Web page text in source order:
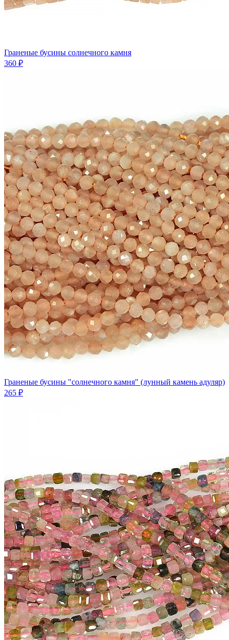
Граненые бусины солнечного камня
360 ₽
Граненые бусины "солнечного камня" (лунный камень адуляр)
265 ₽